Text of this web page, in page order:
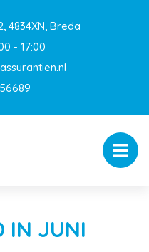
4834XN, Breda
- 17:00
IN JUNI